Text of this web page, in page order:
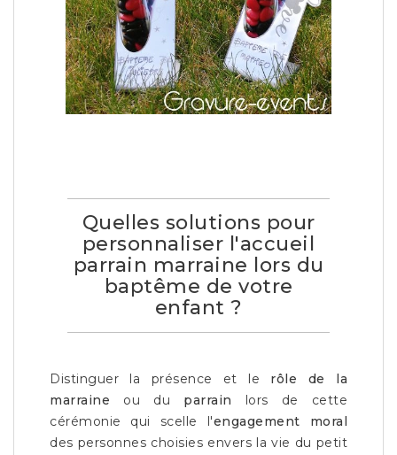
Quelles solutions pour
personnaliser l'accueil
parrain marraine lors du
baptême de votre
enfant ?
Distinguer la présence et le rôle de la
marraine ou du parrain lors de cette
cérémonie qui scelle l'engagement moral
des personnes choisies envers la vie du petit